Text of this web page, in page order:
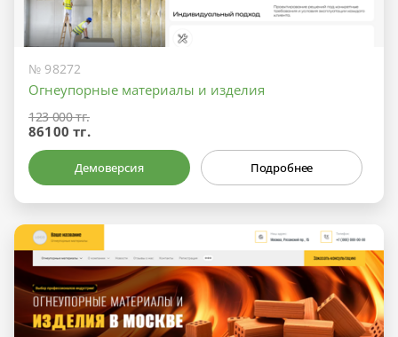
№ 98272
Огнеупорные материалы и изделия
123 000 тг.
86100 тг.
Демоверсия Подробнее